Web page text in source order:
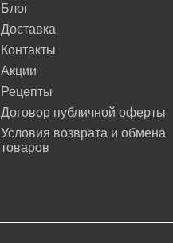
Блог
Доставка
Контакты
Акции
Рецепты
Договор публичной оферты
Условия возврата и обмена
товаров